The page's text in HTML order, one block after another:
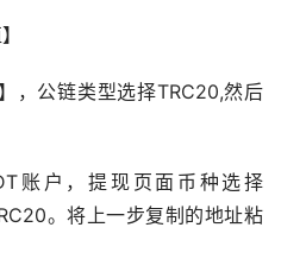
，公链类型选择TRC20,然后
账户，提现页面币种选择
。将上一步复制的地址粘